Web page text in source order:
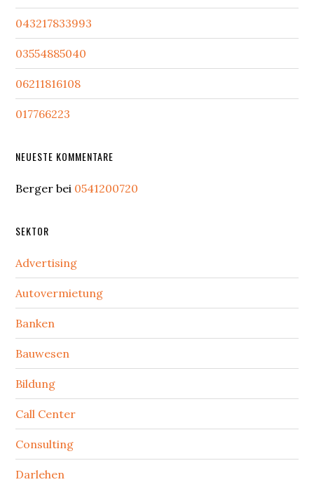
043217833993
03554885040
06211816108
017766223
NEUESTE KOMMENTARE
Berger bei 0541200720
SEKTOR
Advertising
Autovermietung
Banken
Bauwesen
Bildung
Call Center
Consulting
Darlehen